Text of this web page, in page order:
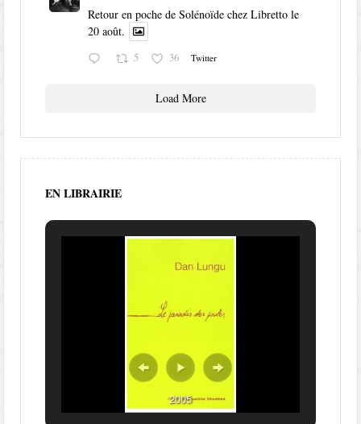
Retour en poche de Solénoïde chez Libretto le
20 août.
5 36 Twitter
Load More
EN LIBRAIRIE
2005